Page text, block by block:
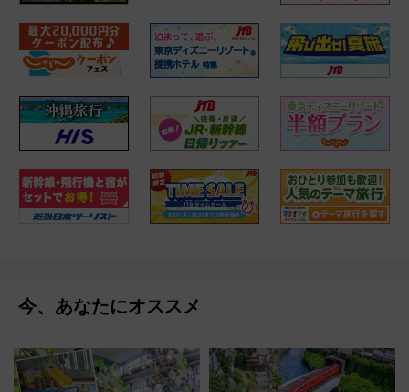
今、あなたにオススメ